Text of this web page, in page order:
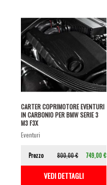
CARTER COPRIMOTORE EVENTURI
IN CARBONIO PER BMW SERIE 3
M3 F3X
eventuri
Prezzo 800,00 € 749,00 €
VEDI DETTAGLI